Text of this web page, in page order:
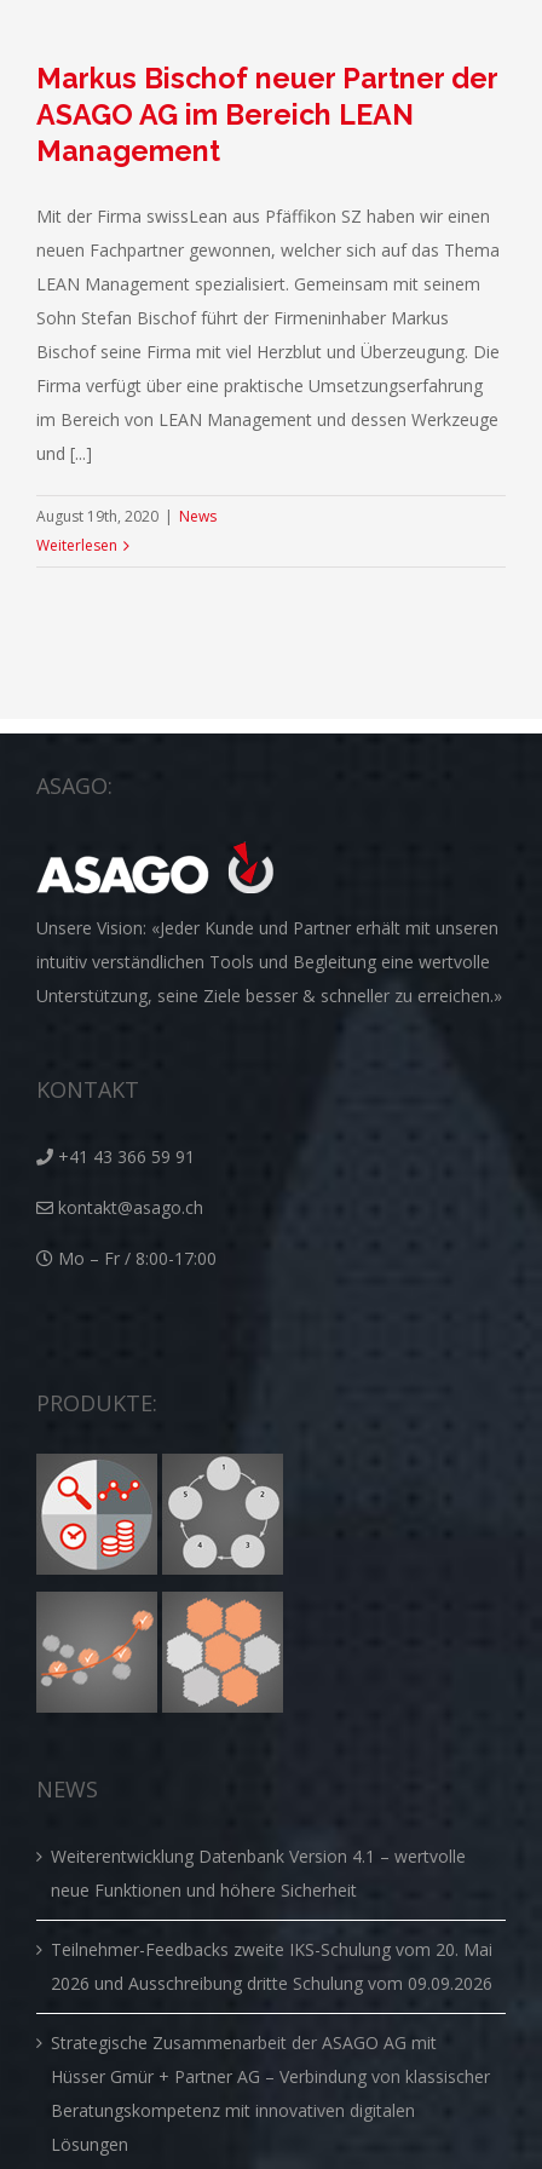
Markus Bischof neuer Partner der
ASAGO AG im Bereich LEAN
Management
Mit der Firma swissLean aus Pfäffikon SZ haben wir einen
neuen Fachpartner gewonnen, welcher sich auf das Thema
LEAN Management spezialisiert. Gemeinsam mit seinem
Sohn Stefan Bischof führt der Firmeninhaber Markus
Bischof seine Firma mit viel Herzblut und Überzeugung. Die
Firma verfügt über eine praktische Umsetzungserfahrung
im Bereich von LEAN Management und dessen Werkzeuge
und [...]
August 19th, 2020 | News
Weiterlesen
ASAGO:
Unsere Vision: «Jeder Kunde und Partner erhält mit unseren
intuitiv verständlichen Tools und Begleitung eine wertvolle
Unterstützung, seine Ziele besser & schneller zu erreichen.»
KONTAKT
+41 43 366 59 91
kontakt@asago.ch
Mo – Fr / 8:00-17:00
PRODUKTE:
NEWS
Weiterentwicklung Datenbank Version 4.1 – wertvolle
neue Funktionen und höhere Sicherheit
Teilnehmer-Feedbacks zweite IKS-Schulung vom 20. Mai
2026 und Ausschreibung dritte Schulung vom 09.09.2026
Strategische Zusammenarbeit der ASAGO AG mit
Hüsser Gmür + Partner AG – Verbindung von klassischer
Beratungskompetenz mit innovativen digitalen
Lösungen